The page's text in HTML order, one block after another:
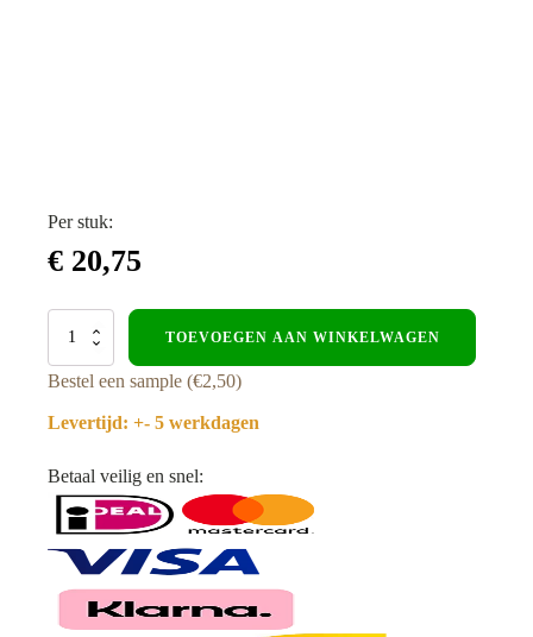
Per stuk:
€ 20,75
Bamboe
DARK
aantal
TOEVOEGEN AAN WINKELWAGEN
Bestel een sample (€2,50)
Levertijd: +- 5 werkdagen
Betaal veilig en snel: